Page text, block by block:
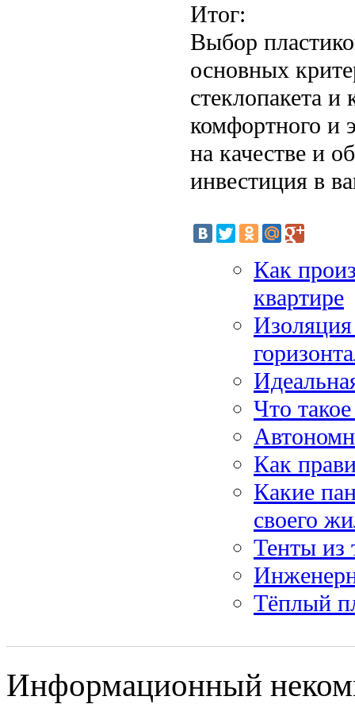
Итог:
Выбор
основных
стеклопакета и
комфортного и
на качестве и
инвестиция в
Как
квартире
Что
Как
Какие
своего
Тенты из
Тёплый
Информационный